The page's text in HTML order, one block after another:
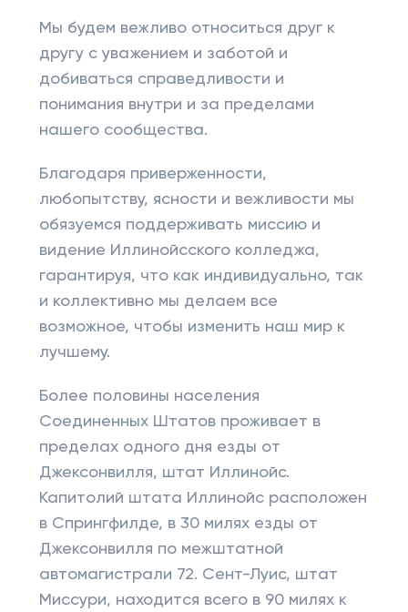
Мы будем вежливо относиться друг к
другу с уважением и заботой и
добиваться справедливости и
понимания внутри и за пределами
нашего сообщества.
Благодаря приверженности,
любопытству, ясности и вежливости мы
обязуемся поддерживать миссию и
видение Иллинойсского колледжа,
гарантируя, что как индивидуально, так
и коллективно мы делаем все
возможное, чтобы изменить наш мир к
лучшему.
Более половины населения
Соединенных Штатов проживает в
пределах одного дня езды от
Джексонвилля, штат Иллинойс.
Капитолий штата Иллинойс расположен
в Спрингфилде, в 30 милях езды от
Джексонвилля по межштатной
автомагистрали 72. Сент-Луис, штат
Миссури, находится всего в 90 милях к